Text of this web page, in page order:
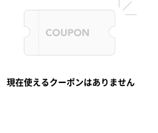
現在使えるクーポンはありません